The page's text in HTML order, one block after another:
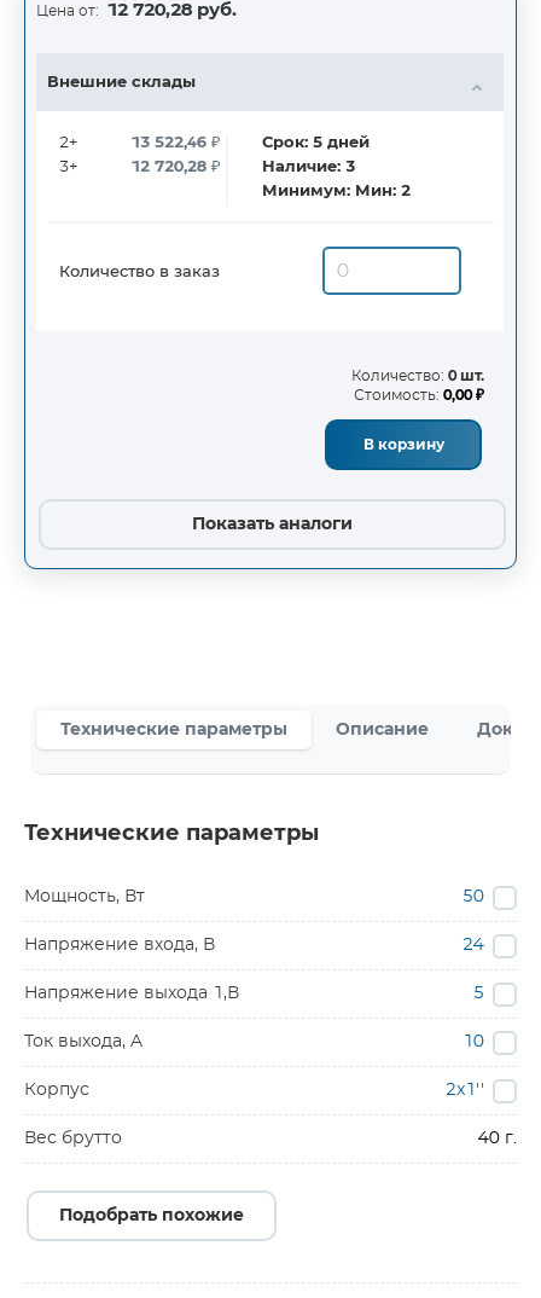
Цена от: 12 720,28 руб.
Внешние склады
2+
3+
13 522,46₽
12 720,28₽
Срок:5дней
Наличие:3
Минимум: Мин: 2
Количество в заказ
Количество: 0 шт.
Стоимость: 0,00 ₽
В корзину
Показать аналоги
Технические параметры Описание
Технические параметры
Мощность, Вт 50
Напряжение входа, В 24
Напряжение выхода 1,В 5
Ток выхода, A 10
Корпус 2x1''
Вес брутто 40 г.
Подобрать похожие